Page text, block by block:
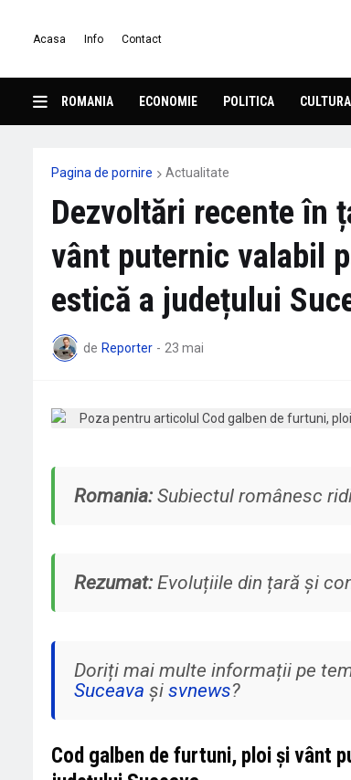
Acasa Info Contact
ROMANIA ECONOMIE POLITICA CULTURA
Pagina de pornire Actualitate
Dezvoltări recente în
vânt puternic valabil
estică a județului
de Reporter - 23 mai
Romania:Subiectul românesc
Rezumat:Evoluțiile din țară și
Doriți mai multe informații pe
Suceava și svnews?
Cod galben de furtuni, ploi și vânt